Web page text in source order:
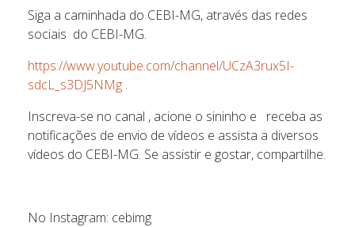
Siga a caminhada do CEBI-MG, através das redes
sociais do CEBI-MG.
https://www.youtube.com/channel/UCzA3rux5I-
sdcL_s3DJ5NMg .
Inscreva-se no canal , acione o sininho e receba as
notificações de envio de vídeos e assista a diversos
vídeos do CEBI-MG. Se assistir e gostar, compartilhe.
No Instagram: cebimg